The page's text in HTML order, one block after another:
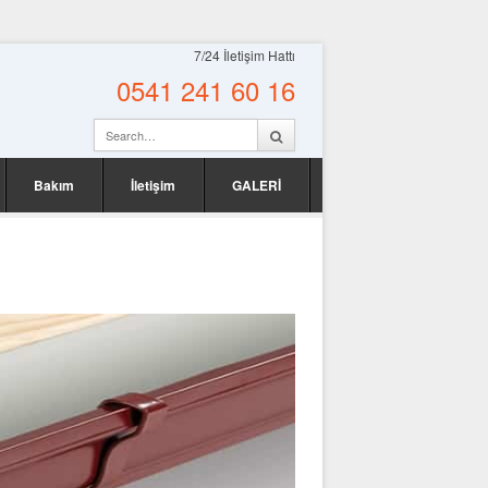
7/24 İletişim Hattı
0541 241 60 16
Bakım İletişim GALERİ